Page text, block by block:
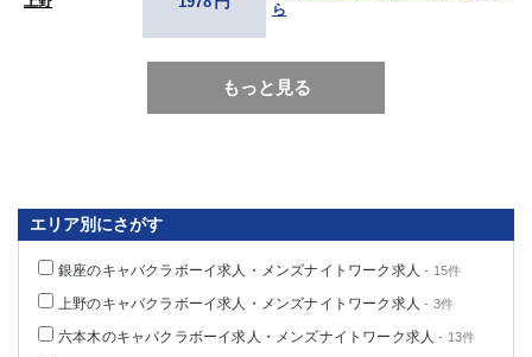
ら
もっと見る
エリア別にさがす
銀座のキャバクラボーイ求人・メンズナイトワーク求人 - 15件
上野のキャバクラボーイ求人・メンズナイトワーク求人 - 3件
六本木のキャバクラボーイ求人・メンズナイトワーク求人 - 13件